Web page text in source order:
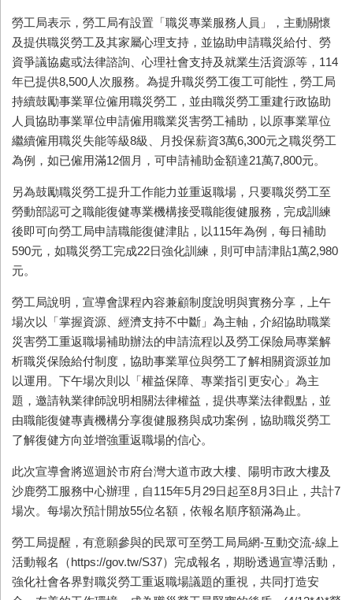
勞工局表示，勞工局有設置「職災專業服務人員」，主動關懷
及提供職災勞工及其家屬心理支持，並協助申請職災給付、勞
資爭議協處或法律諮詢、心理社會支持及就業生活資源等，114
年已提供8,500人次服務。為提升職災勞工復工可能性，勞工局
持續鼓勵事業單位僱用職災勞工，並由職災勞工重建行政協助
人員協助事業單位申請僱用職業災害勞工補助，以原事業單位
繼續僱用職災失能等級8級、月投保薪資3萬6,300元之職災勞工
為例，如已僱用滿12個月，可申請補助金額達21萬7,800元。
另為鼓勵職災勞工提升工作能力並重返職場，只要職災勞工至
勞動部認可之職能復健專業機構接受職能復健服務，完成訓練
後即可向勞工局申請職能復健津貼，以115年為例，每日補助
590元，如職災勞工完成22日強化訓練，則可申請津貼1萬2,980
元。
勞工局說明，宣導會課程內容兼顧制度說明與實務分享，上午
場次以「掌握資源、經濟支持不中斷」為主軸，介紹協助職業
災害勞工重返職場補助辦法的申請流程以及勞工保險局專業解
析職災保險給付制度，協助事業單位與勞工了解相關資源並加
以運用。下午場次則以「權益保障、專業指引更安心」為主
題，邀請執業律師說明相關法律權益，提供專業法律觀點，並
由職能復健專責機構分享復健服務與成功案例，協助職災勞工
了解復健方向並增強重返職場的信心。
此次宣導會將巡迴於市府台灣大道市政大樓、陽明市政大樓及
沙鹿勞工服務中心辦理，自115年5月29日起至8月3日止，共計7
場次。每場次預計開放55位名額，依報名順序額滿為止。
勞工局提醒，有意願參與的民眾可至勞工局局網-互動交流-線上
活動報名（https://gov.tw/S37）完成報名，期盼透過宣導活動，
強化社會各界對職災勞工重返職場議題的重視，共同打造安